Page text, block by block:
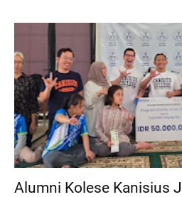
Alumni Kolese Kanisius